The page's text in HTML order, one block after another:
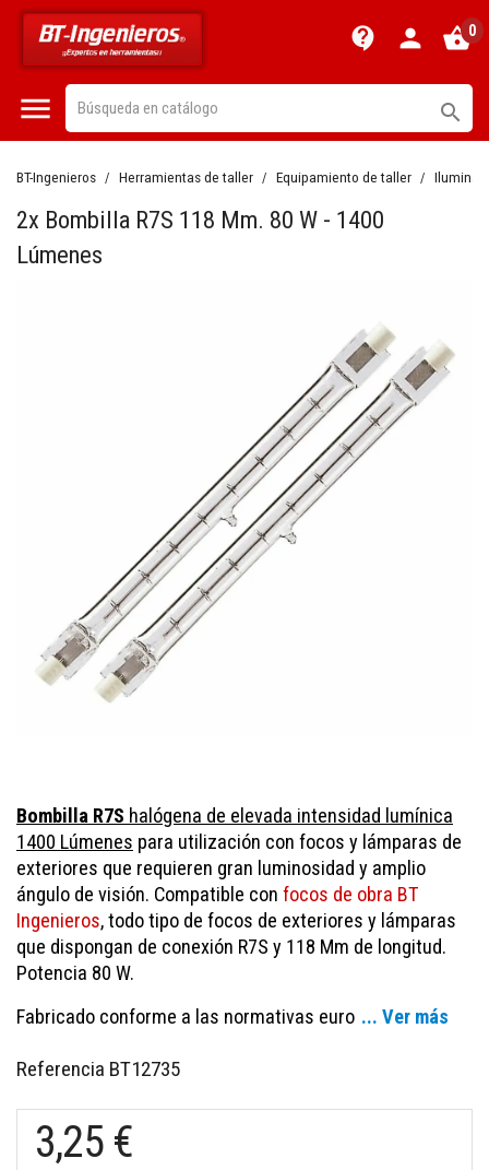
contact_support person shopping_basket0
 
BT-Ingenieros Herramientas de taller Equipamiento de taller
2x Bombilla R7S 118 Mm. 80 W - 1400
Lúmenes
Bombilla R7S halógena de elevada intensidad lumínica
1400 Lúmenes para utilización con focos y lámparas de
exteriores que requieren gran luminosidad y amplio
ángulo de visión. Compatible con focos de obra BT
Ingenieros, todo tipo de focos de exteriores y lámparas
que dispongan de conexión R7S y 118 Mm de longitud.
Potencia 80 W.
Fabricado conforme a las normativas euro ... Ver más
Referencia BT12735
3,25 €